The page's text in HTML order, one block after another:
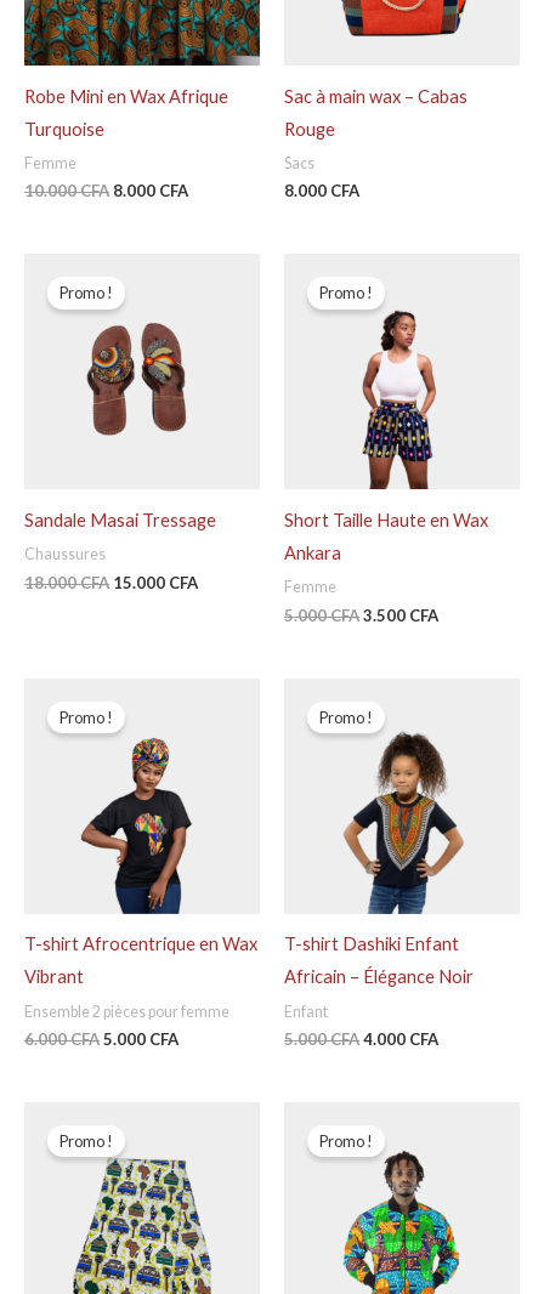
Robe Mini en Wax Afrique
Turquoise
Femme
10.000CFA 8.000 CFA
Sac à main wax – Cabas
Rouge
Sacs
8.000 CFA
Promo !
Sandale Masai Tressage
Chaussures
18.000CFA
initial
était :
18.000 CFA.
15.000 CFA
Promo !
Short Taille Haute en Wax
Ankara
Femme
5.000CFA
prix
initial
était :
5.000 CFA.
3.500 CFA
Promo !
T-shirt Afrocentrique en Wax
Vibrant
Ensemble 2 pièces pour femme
6.000CFA
prix
initial
était :
6.000 CFA.
5.000 CFA
Promo !
T-shirt Dashiki Enfant
Africain – Élégance Noir
Enfant
5.000CFA
prix
initial
était :
5.000 CFA.
4.000 CFA
est :
4.000 CFA.
Promo !
prix
initial
était :
1.500 CFA.
est :
1.000 CFA.
Promo !
initial
était :
15.000 CFA.